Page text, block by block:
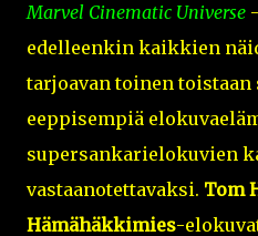
Marvel Cinematic Universe
edelleenkin kaikkien
tarjoavan toinen toistaan
eeppisempiä
supersankarielokuvien
vastaanotettavaksi. Tom
Hämähäkkimies-